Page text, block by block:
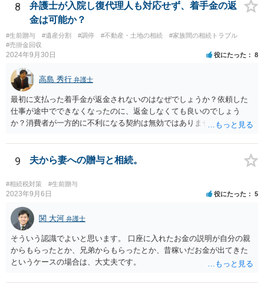
8
弁護士が入院し復代理人も対応せず、着手金の返
金は可能か？
#生前贈与 #遺産分割 #調停 #不動産・土地の相続
#家族間の相続トラブル
#売掛金回収
2024年9月30日 役にたった 8
高島 秀行 弁護士
最初に支払った着手金が返金されないのはなぜでしょうか？依頼した
仕事が途中でできなくなったのに、返金しなくても良いのでしょう
か？消費者が一方的に不利になる契約は無効ではありませんか？
務があると思います。 倒れた弁護士が所属する弁護士会に相談さ
れた方がよいと思います。 倒れた弁護士は脳梗塞で倒れたようで
すが、 判断能力があり、復代理を倒れた弁護士の判断で復代理を
選任したのか 即ち、復代理人の選任は有効なのかという問題もあ
ると思います。
9 夫から妻への贈与と相続。
#相続税対策 #生前贈与
2023年9月6日 役にたった 5
関 大河 弁護士
そういう認識でよいと思います。 口座に入れたお金の説明が自分の親
からもらったとか、兄弟からもらったとか、昔稼いだお金が出てきた
というケースの場合は、大丈夫です。